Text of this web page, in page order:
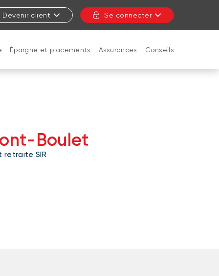
Devenir client Se connecter
Épargne et placements Assurances Conseils
Boulet
retraite SIR